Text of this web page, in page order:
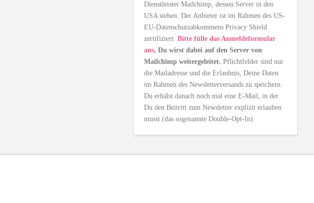
Dienstleister Mailchimp, dessen Server in den
USA stehen. Der Anbieter ist im Rahmen des US-
EU-Datenschutzabkommens Privacy Shield
zertifiziert.Bitte fülle das Anmeldeformular
aus, Du wirst dabei auf den Server von
Mailchimp weitergeleitet. Pflichtfelder sind nur
die Mailadresse und die Erlaubnis, Deine Daten
im Rahmen des Newsletterversands zu speichern.
Du erhälst danach noch mal eine E-Mail, in der
Du den Beitritt zum Newsletter explizit erlauben
musst (das sogenannte Double-Opt-In).